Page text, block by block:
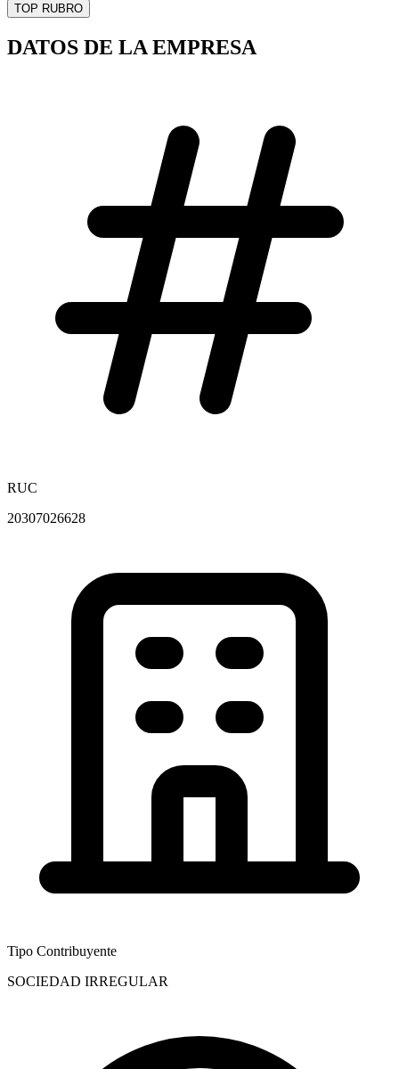
TOP RUBRO
DATOS DE LA EMPRESA
RUC
20307026628
Tipo Contribuyente
SOCIEDAD IRREGULAR